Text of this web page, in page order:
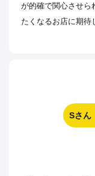
が的確で関心させら
たくなるお店に期待
Sさん